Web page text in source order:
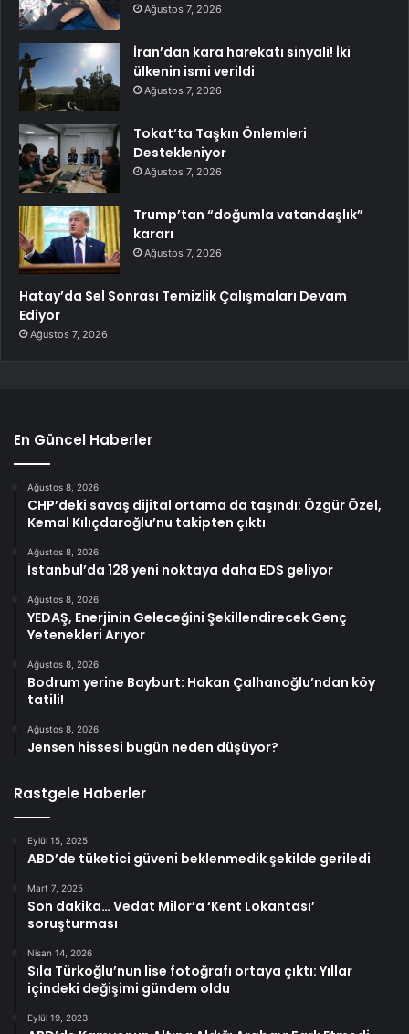
Ağustos 7, 2026
İran’dan kara harekatı sinyali! İki
ülkenin ismi verildi
Ağustos 7, 2026
Tokat’ta Taşkın Önlemleri
Destekleniyor
Ağustos 7, 2026
Trump’tan “doğumla vatandaşlık”
kararı
Ağustos 7, 2026
Hatay’da Sel Sonrası Temizlik Çalışmaları Devam
Ediyor
Ağustos 7, 2026
En Güncel Haberler
Ağustos 8, 2026
CHP’deki savaş dijital ortama da taşındı: Özgür Özel,
Kemal Kılıçdaroğlu’nu takipten çıktı
Ağustos 8, 2026
İstanbul’da 128 yeni noktaya daha EDS geliyor
Ağustos 8, 2026
YEDAŞ, Enerjinin Geleceğini Şekillendirecek Genç
Yetenekleri Arıyor
Ağustos 8, 2026
Bodrum yerine Bayburt: Hakan Çalhanoğlu’ndan köy
tatili!
Ağustos 8, 2026
Jensen hissesi bugün neden düşüyor?
Rastgele Haberler
Eylül 15, 2025
ABD’de tüketici güveni beklenmedik şekilde geriledi
Mart 7, 2025
Son dakika… Vedat Milor’a ‘Kent Lokantası’
soruşturması
Nisan 14, 2026
Sıla Türkoğlu’nun lise fotoğrafı ortaya çıktı: Yıllar
içindeki değişimi gündem oldu
Eylül 19, 2023